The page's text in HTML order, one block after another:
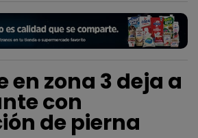
en zona 3 deja a
con
de pierna